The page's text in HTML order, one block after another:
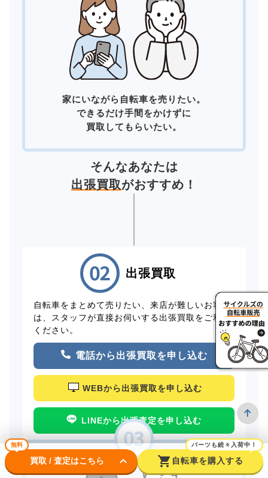
家にいながら自転車を売りたい。
できるだけ手間をかけずに
買取してもらいたい。
そんなあなたは
出張買取がおすすめ！
出張買取
自転車をまとめて売りたい、来店が難しいお客様
は、スタッフが直接お伺いする出張買取をご利用
ください。
電話から出張買取を申し込む
WEBから出張買取を申し込む
LINEから出張査定を申し込む
無料
買取 / 査定はこちら keyboard_arrow_down shopping_cart
パーツも続々入荷中！
自転車を購入する